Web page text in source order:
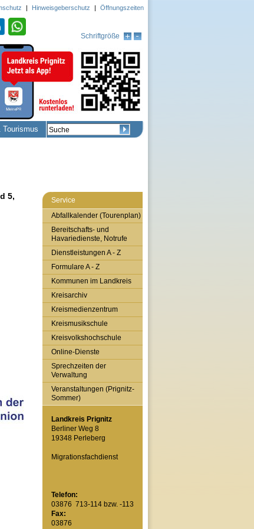
5,
Service
Abfallkalender (Tourenplan)
Bereitschafts- und
Havariedienste, Notrufe
Dienstleistungen A - Z
Formulare A - Z
Kommunen im Landkreis
Kreisarchiv
Kreismedienzentrum
Kreismusikschule
Kreisvolkshochschule
Online-Dienste
Sprechzeiten der
Verwaltung
Veranstaltungen (Prignitz-
Sommer)
Landkreis Prignitz
Berliner Weg 8
19348 Perleberg
Migrationsfachdienst
Telefon:
03876 713-114 bzw. -113
Fax:
03876
Schriftgröße
| Hinweisgeberschutz | Öffnungszeiten
Tourismus